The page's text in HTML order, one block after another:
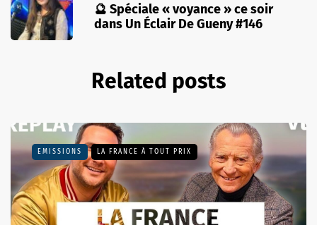
🔮 Spéciale « voyance » ce soir
dans Un Éclair De Gueny #146
Related posts
EMISSIONS LA FRANCE À TOUT PRIX